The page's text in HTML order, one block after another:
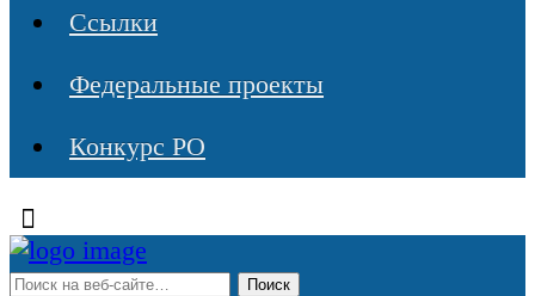
Ссылки
Федеральные проекты
Конкурс РО